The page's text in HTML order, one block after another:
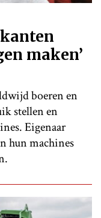
maken’
boeren en
stellen en
Eigenaar
hun machines